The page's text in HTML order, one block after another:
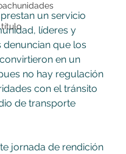
título
un servicio
líderes y
denuncian que los
en un
no hay regulación
con el tránsito
de transporte
jornada de rendición